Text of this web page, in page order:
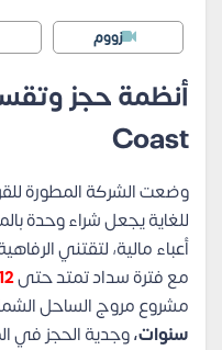
زووم
أنظمة حجز
Coast
وضعت الشركة المطورة
للغاية يجعل شراء وحدة
أعباء مالية، لتقتني
مع فترة سداد تمتد حتى
مشروع مروج الساحل
سنوات،وجدية الحجز في